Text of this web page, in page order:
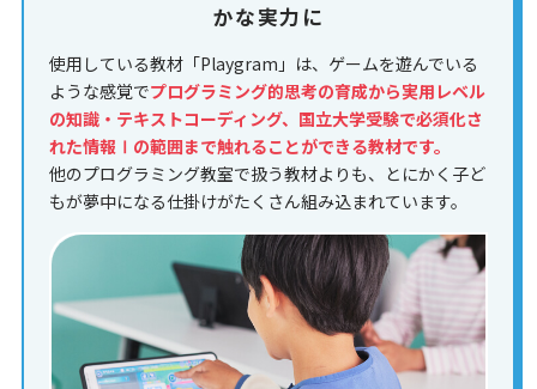
かな実力に
使用している教材「Playgram」は、ゲームを遊んでいる
ような感覚でプログラミング的思考の育成から実用レベル
の知識・テキストコーディング、国立大学受験で必須化さ
れた情報Ⅰの範囲まで触れることができる教材です。
他のプログラミング教室で扱う教材よりも、とにかく子ど
もが夢中になる仕掛けがたくさん組み込まれています。